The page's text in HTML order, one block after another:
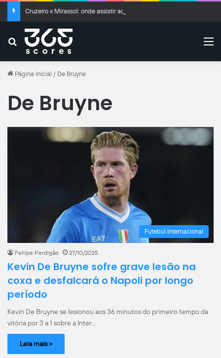
Cruzeiro x Mirassol: onde assistir ao vivo, horário e escalações
Buscar
Página inicial / De Bruyne
De Bruyne
Futebol Internacional
Fellipe Perdigão 27/10/2025
Kevin De Bruyne sofre grave lesão na
coxa e desfalcará o Napoli por longo
período
Kevin De Bruyne se lesionou aos 36 minutos do primeiro tempo da
vitória por 3 a 1 sobre a Inter…
Leia mais >